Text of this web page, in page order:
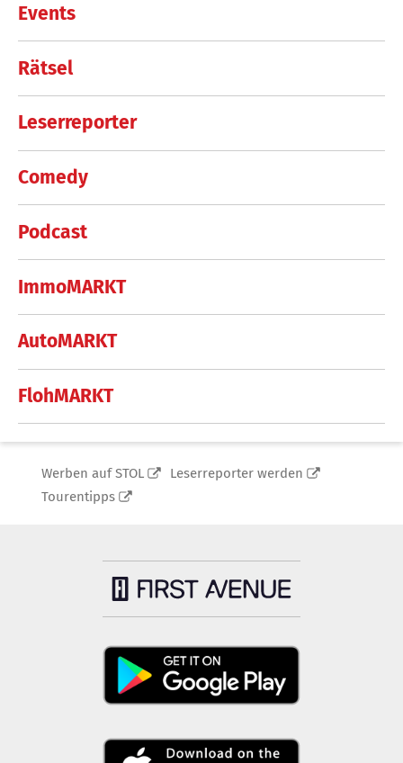
Events
Rätsel
Leserreporter
Comedy
Podcast
ImmoMARKT
AutoMARKT
FlohMARKT
Werben auf STOL
Leserreporter werden
Tourentipps